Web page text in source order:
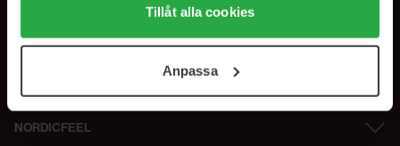
alla cookies, medan du under "Detaljer" kan anpassa
användningen av cookies. Du kan när som helst återkalla
samt vår Integritetspolicy.
Tillåt alla cookies
Anpassa
NORDICFEEL